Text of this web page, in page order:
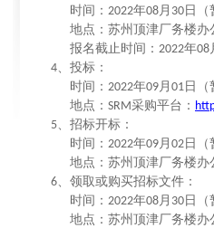
时间： 2022年08月 30 日（
地点：苏州顶津厂务楼办
报名截止时间： 2022年08
4、投标：
时间： 2022年09月 01 日（
地点： SRM采购平台：
5、招标开标：
时间： 2022年09月 02 日（
地点：苏州顶津厂务楼办
6、领取或购买招标文件：
时间： 2022年08月 30 日（
地点：苏州顶津厂务楼办